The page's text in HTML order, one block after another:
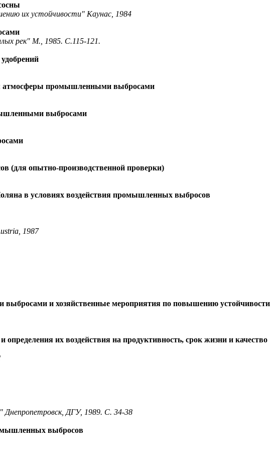
их устойчивости" Каунас, 1984
рек" М., 1985. С.115-121.
атмосферы промышленными выбросами
выбросами
(для опытно-производственной проверки)
в условиях воздействия промышленных выбросов
1987
и хозяйственные мероприятия по повышению устойчивости
их воздействия на продуктивность, срок жизни и качество
Днепропетровск, ДГУ, 1989. С. 34-38
выбросов